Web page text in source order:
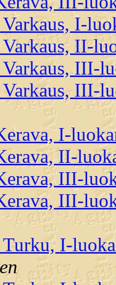
I-
II-
Varkaus, III-
III-
I-
II-
III-
III-
Turku, I-